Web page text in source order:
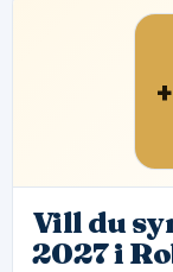
+
Vill du
2027 i